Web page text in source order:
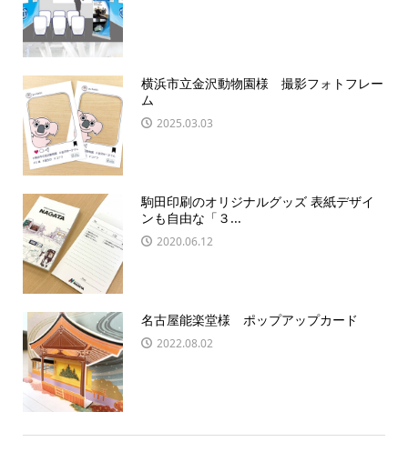
横浜市立金沢動物園様 撮影フォトフレー
ム
2025.03.03
駒田印刷のオリジナルグッズ 表紙デザイ
ンも自由な「３...
2020.06.12
名古屋能楽堂様 ポップアップカード
2022.08.02